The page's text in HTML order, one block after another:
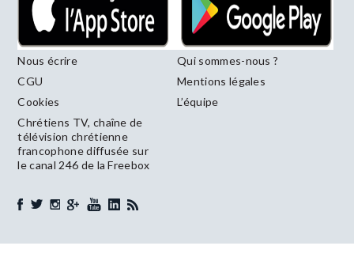
Nous écrire
Qui sommes-nous ?
CGU
Mentions légales
Cookies
L’équipe
Chrétiens TV, chaîne de
télévision chrétienne
francophone diffusée sur
le canal 246 de la Freebox